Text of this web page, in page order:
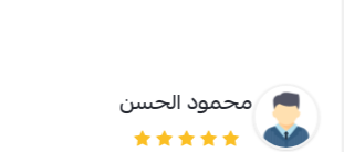
محمود الحسن